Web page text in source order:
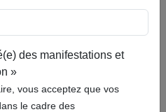
des manifestations et
»
vous acceptez que vos
le cadre des